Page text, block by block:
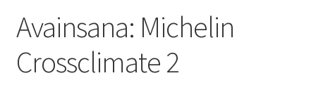
Tilausohjeet
Auton renkaat
Avainsana: Michelin
Crossclimate 2